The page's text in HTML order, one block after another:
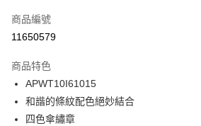
LINE Pay
悠遊付
Google Pay
商品編號
11650579
商品特色
APWT10I61015
和諧的條紋配色絕妙結合
四色傘繡章